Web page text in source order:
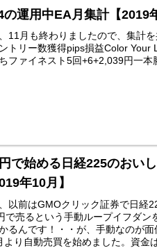
の運用中EA月集計【2019
11月も終わりましたので、集計
トリー数獲得pips損益Color Your
ファイネスト5回+6+2,039円一本
で始める日経225のおい
年10月】
以前はGMOクリック証券で日経
で売るという手動ループイフダン
るんです！・・が、手動なのが
より自動売買を始めました。資金